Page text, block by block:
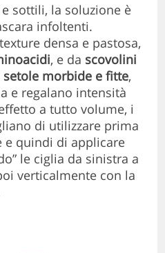
sottili, la soluzione è
infoltenti.
densa e pastosa,
, e da scovolini
setole morbide e fitte,
e regalano intensità
a tutto volume, i
di utilizzare prima
e quindi di applicare
le ciglia da sinistra a
verticalmente con la